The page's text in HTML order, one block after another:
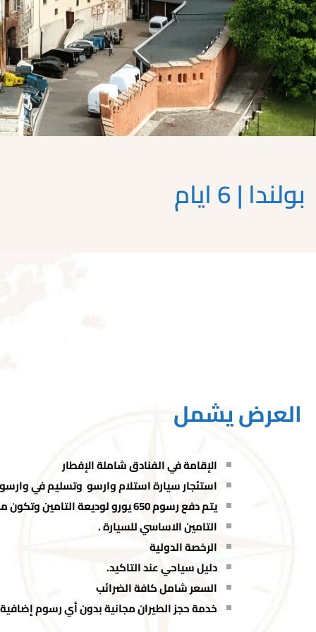
بولندا | 6 ايام
العرض يشمل
الإقامة في الفنادق شاملة الإفطار
استئجار سيارة استلام وارسو وتسليم في
يتم دفعرسوم 650 يورو لوديعة التامين وتكون مستردة عند تسليم السيارة
التامين الاساسي للسيارة .
الرخصة الدولية
دليل سياحي عند التاكيد.
السعر شامل كافة الضرائب
خدمة حجز الطيران مجانية بدون أي رسوم